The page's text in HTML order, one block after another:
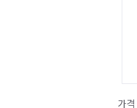
가